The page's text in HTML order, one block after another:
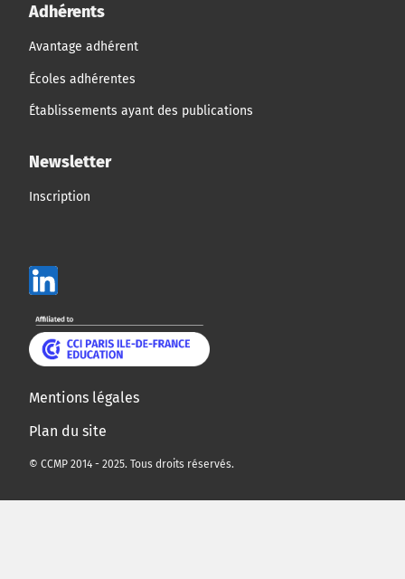
Adhérents
Avantage adhérent
Écoles adhérentes
Établissements ayant des publications
Newsletter
Inscription
Mentions légales
Plan du site
© CCMP 2014 - 2025. Tous droits réservés.